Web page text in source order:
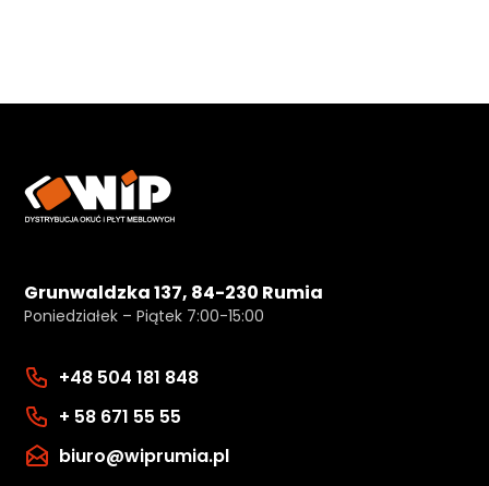
Grunwaldzka 137, 84-230 Rumia
Poniedziałek – Piątek 7:00-15:00
+48 504 181 848
+ 58 671 55 55
biuro@wiprumia.pl